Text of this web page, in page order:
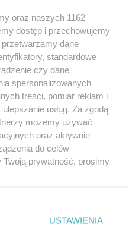
sp. z o.o.
oraz naszych 1162
dostęp i przechowujemy
dane
standardowe
czy dane
spersonalizowanych
treści, pomiar reklam i
usług. Za zgodą
możemy używać
oraz aktywnie
do celów
prywatność, prosimy
dolnym rogu strony
danych nie wymagają
USTAWIENIA